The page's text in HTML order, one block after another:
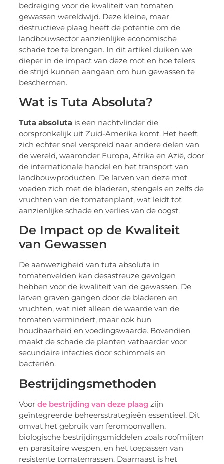
bedreiging voor de kwaliteit van tomaten
gewassen wereldwijd. Deze kleine, maar
destructieve plaag heeft de potentie om de
landbouwsector aanzienlijke economische
schade toe te brengen. In dit artikel duiken we
dieper in de impact van deze mot en hoe telers
de strijd kunnen aangaan om hun gewassen te
beschermen.
Wat is Tuta Absoluta?
Tuta absoluta is een nachtvlinder die
oorspronkelijk uit Zuid-Amerika komt. Het heeft
zich echter snel verspreid naar andere delen van
de wereld, waaronder Europa, Afrika en Azië, door
de internationale handel en het transport van
landbouwproducten. De larven van deze mot
voeden zich met de bladeren, stengels en zelfs de
vruchten van de tomatenplant, wat leidt tot
aanzienlijke schade en verlies van de oogst.
De Impact op de Kwaliteit
van Gewassen
De aanwezigheid van tuta absoluta in
tomatenvelden kan desastreuze gevolgen
hebben voor de kwaliteit van de gewassen. De
larven graven gangen door de bladeren en
vruchten, wat niet alleen de waarde van de
tomaten vermindert, maar ook hun
houdbaarheid en voedingswaarde. Bovendien
maakt de schade de planten vatbaarder voor
secundaire infecties door schimmels en
bacteriën.
Bestrijdingsmethoden
Voorde bestrijding van deze plaag zijn
geïntegreerde beheersstrategieën essentieel. Dit
omvat het gebruik van feromoonvallen,
biologische bestrijdingsmiddelen zoals roofmijten
en parasitaire wespen, en het toepassen van
resistente tomatenrassen. Daarnaast is het